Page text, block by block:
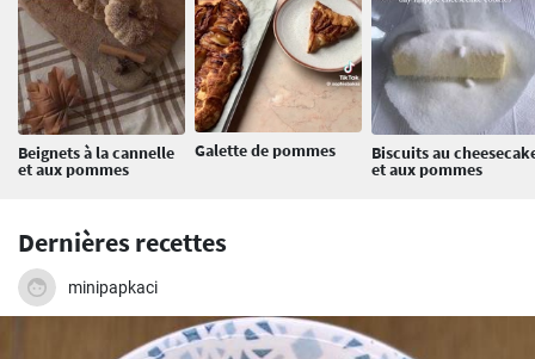
Beignets à la cannelle
et aux pommes
Galette de pommes Biscuits au
et aux pommes
Dernières recettes
minipapkaci